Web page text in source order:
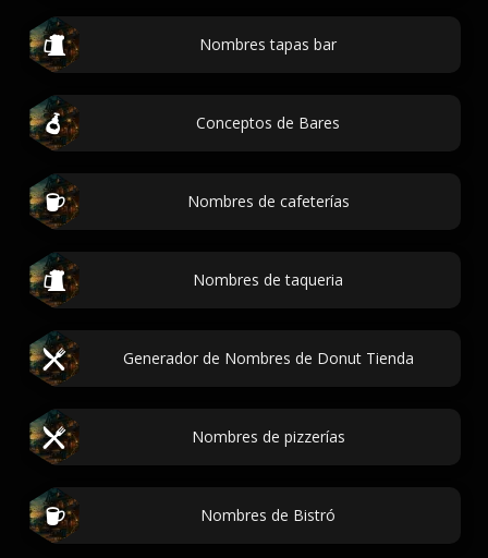
Nombres tapas bar
Conceptos de Bares
Nombres de cafeterías
Nombres de taqueria
Generador de Nombres de Donut Tienda
Nombres de pizzerías
Nombres de Bistró